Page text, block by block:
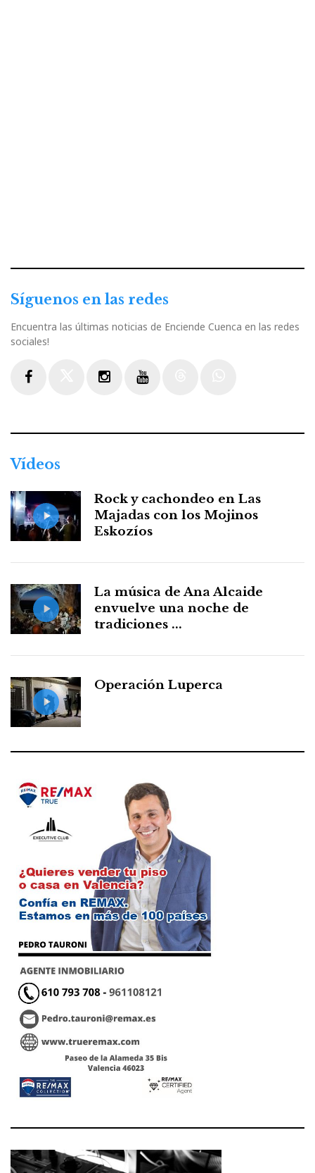
Síguenos en las redes
Encuentra las últimas noticias de Enciende Cuenca en las redes
sociales!
Vídeos
Rock y cachondeo en Las
Majadas con los Mojinos
Eskozíos
La música de Ana Alcaide
envuelve una noche de
tradiciones ...
Operación Luperca